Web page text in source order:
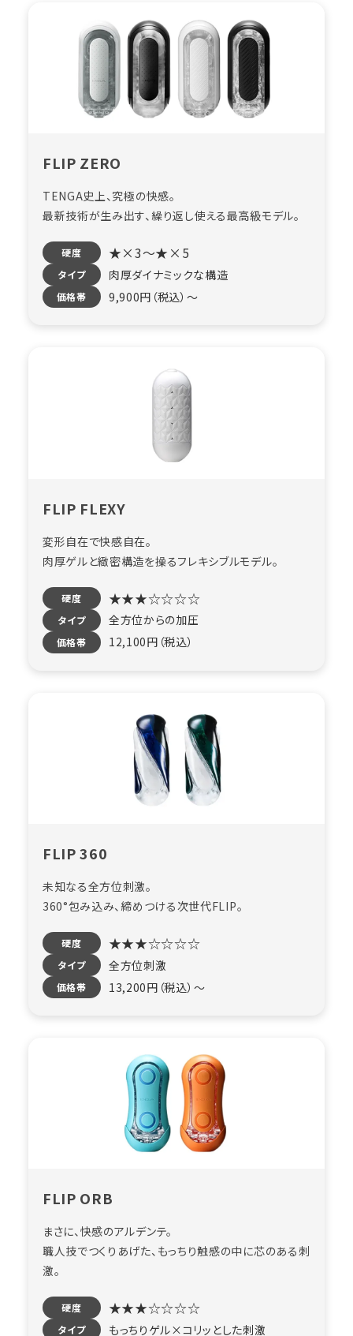
FLIP ZERO
TENGA史上、究極の快感。
最新技術が生み出す、繰り返し使える最高級モデル。
硬度 ★×3～★×5
タイプ 肉厚ダイナミックな構造
価格帯 9,900円（税込）〜
FLIP FLEXY
変形自在で快感自在。
肉厚ゲルと緻密構造を操るフレキシブルモデル。
硬度 ★★★☆☆☆☆
タイプ 全方位からの加圧
価格帯 12,100円（税込）
FLIP 360
未知なる全方位刺激。
360°包み込み、締めつける次世代FLIP。
硬度 ★★★☆☆☆☆
タイプ 全方​位刺激
価格帯 13,200円（税込）〜
FLIP ORB
まさに、快感のアルデンテ。
職人技でつくりあげた、もっちり触感の中に芯のある刺
激。
硬度 ★★★☆☆☆☆
タイプ もっちりゲル×コリッとした刺激